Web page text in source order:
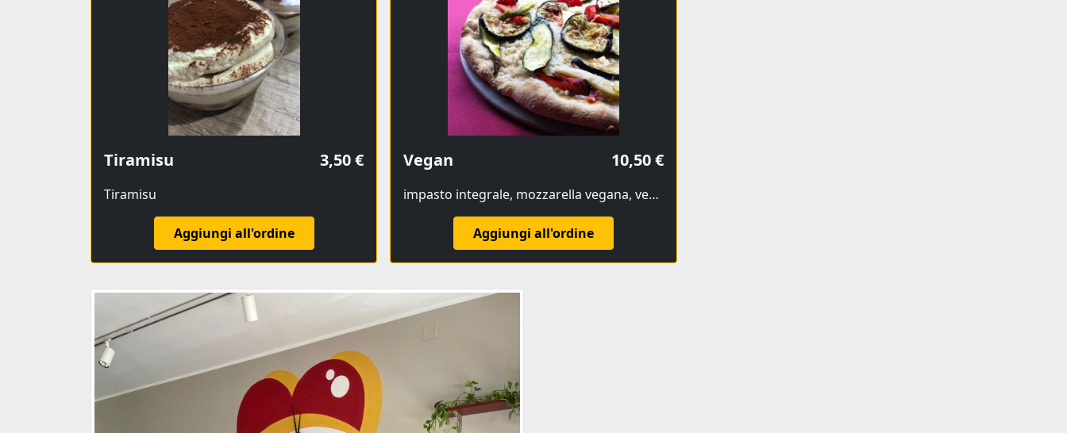
Tiramisu 3,50 €
Tiramisu
Aggiungi all'ordine
Vegan 10,50 €
impasto integrale, mozzarella vegana, verdure miste
Aggiungi all'ordine